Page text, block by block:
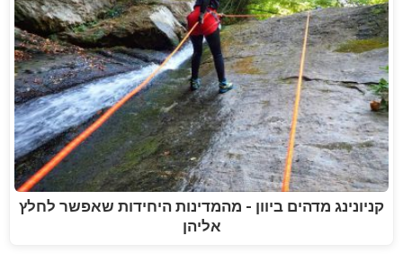
קניונינג מדהים ביוון - מהמדינות היחידות שאפשר לחלץ
אליהן